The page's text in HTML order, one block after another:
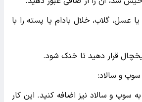
عسل، گلاب، خلال بادام یا پسته را با
قرار دهید تا خنک شود.
سوپ و سالاد نیز اضافه کنید. این کار